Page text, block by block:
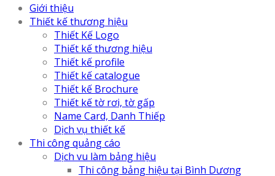
Giới thiệu
Thiết kế thương hiệu
Thiết Kế Logo
Thiết kế thương hiệu
Thiết kế profile
Thiết kế catalogue
Thiết kế Brochure
Thiết kế tờ rơi, tờ gấp
Name Card, Danh Thiếp
Dịch vụ thiết kế
Thi công quảng cáo
Dịch vu làm bảng hiệu
Thi công bảng hiệu tại Bình Dương